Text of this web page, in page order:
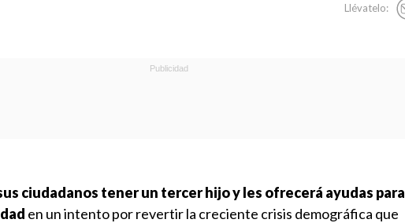
Llévatelo:
ciudadanos tener un tercer hijo y les ofrecerá ayudas para
en un intento por revertir la creciente crisis demográfica que